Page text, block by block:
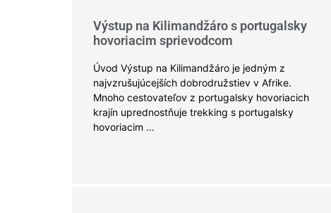
Výstup na Kilimandžáro s portugalsky
hovoriacim sprievodcom
Úvod Výstup na Kilimandžáro je jedným z
najvzrušujúcejších dobrodružstiev v Afrike.
Mnoho cestovateľov z portugalsky hovoriacich
krajín uprednostňuje trekking s portugalsky
hovoriacim …